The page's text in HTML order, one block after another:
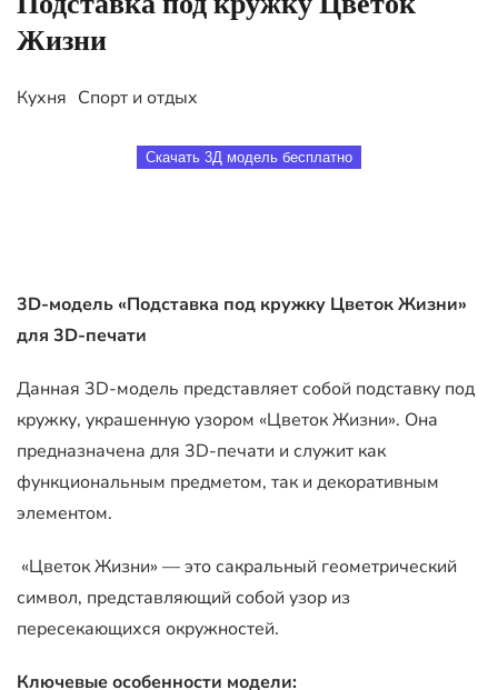
Жизни
Кухня Спорт и отдых
Скачать 3Д модель бесплатно
3D-модель «Подставка под кружку Цветок Жизни»
для 3D-печати
Данная 3D-модель представляет собой подставку под
кружку, украшенную узором «Цветок Жизни». Она
предназначена для 3D-печати и служит как
функциональным предметом, так и декоративным
элементом.
«Цветок Жизни» — это сакральный геометрический
символ, представляющий собой узор из
пересекающихся окружностей.
Ключевые особенности модели: